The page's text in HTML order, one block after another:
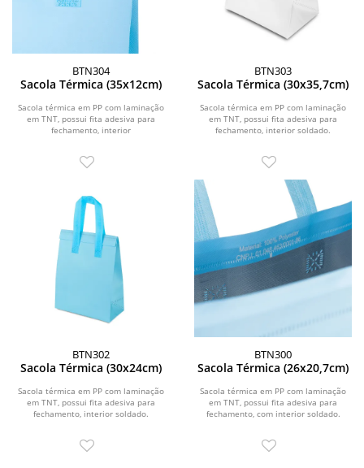
BTN304
Sacola Térmica (35x12cm)
Sacola térmica em PP com laminação
em TNT, possui fita adesiva para
fechamento, interior
BTN303
Sacola Térmica (30x35,7cm)
Sacola térmica em PP com laminação
em TNT, possui fita adesiva para
fechamento, interior soldado.
BTN302
Sacola Térmica (30x24cm)
Sacola térmica em PP com laminação
em TNT, possui fita adesiva para
fechamento, interior soldado.
BTN300
Sacola Térmica (26x20,7cm)
Sacola térmica em PP com laminação
em TNT, possui fita adesiva para
fechamento, com interior soldado.